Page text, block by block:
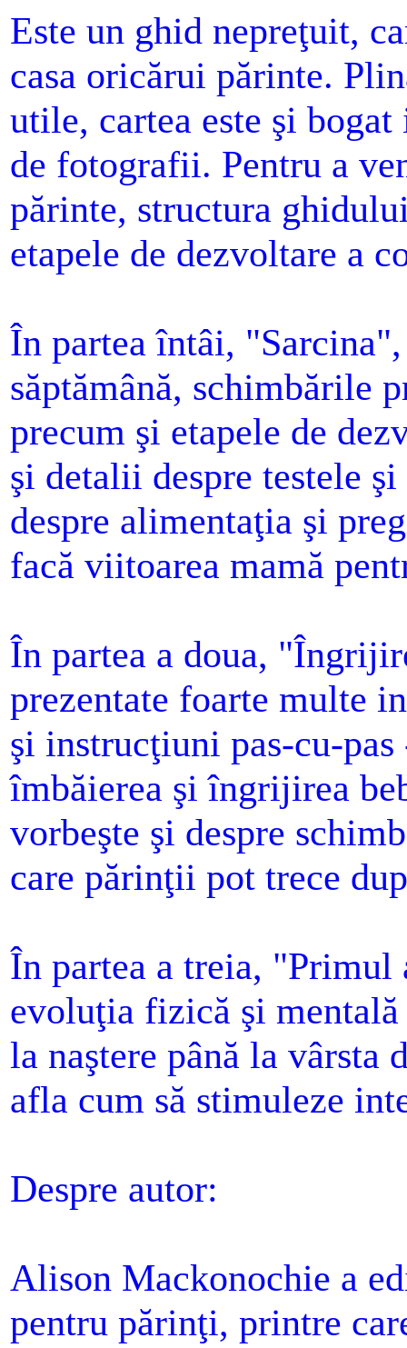
Este un ghid nepreţuit,
casa oricărui părinte.
utile, cartea este şi
de fotografii. Pentru a
părinte, structura
etapele de dezvoltare a
În partea întâi, "Sarcina",
săptămână, schimbările
precum şi etapele de
şi detalii despre testele
despre alimentaţia şi
facă viitoarea mamă
În partea a doua,
prezentate foarte multe
şi instrucţiuni pas-cu-
îmbăierea şi îngrijirea
vorbeşte şi despre
care părinţii pot trece
În partea a treia, "Primul
evoluţia fizică şi
la naştere până la
afla cum să stimuleze
Despre autor:
Alison Mackonochie a
pentru părinţi, printre